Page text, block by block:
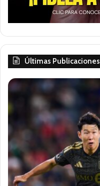
Últimas Publicaciones